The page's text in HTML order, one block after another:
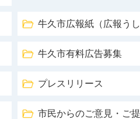
牛久市広報紙（広報うし
牛久市有料広告募集
プレスリリース
市民からのご意見・ご